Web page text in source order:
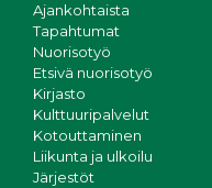
Ajankohtaista
Tapahtumat
Nuorisotyö
Etsivä nuorisotyö
Kirjasto
Kulttuuripalvelut
Kotouttaminen
Liikunta ja ulkoilu
Järjestöt